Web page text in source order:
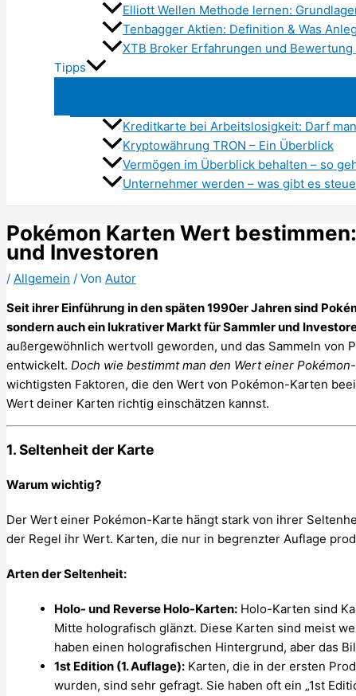
Elliott Wellen Methode lernen:
Tenbagger Aktien: Definition & Was
XTB Broker Erfahrungen und Bewertung
Tipps
Kreditkarte bei Arbeitslosigkeit: Darf
Kryptowährung TRON – Ein Überblick
Vermögen im Überblick behalten – so
Unternehmer werden – was gibt es
Pokémon Karten Wert
und Investoren
/ Allgemein / Von Autor
Seit ihrer Einführung in den späten 1990er Jahren sind
sondern auch ein lukrativer Markt für Sammler und
außergewöhnlich wertvoll geworden, und das Sammeln von
entwickelt. Doch wie bestimmt man den Wert einer
wichtigsten Faktoren, die den Wert von Pokémon-Karten
Wert deiner Karten richtig einschätzen kannst.
1. Seltenheit der Karte
Warum wichtig?
Der Wert einer Pokémon-Karte hängt stark von ihrer
der Regel ihr Wert. Karten, die nur in begrenzter Auflage
Arten der Seltenheit:
Holo- und Reverse Holo-Karten: Holo-Karten sind
Mitte holografisch glänzt. Diese Karten sind meist
haben einen holografischen Hintergrund, aber das
1st Edition (1. Auflage): Karten, die in der ersten
wurden, sind sehr gefragt. Sie haben oft ein „1st